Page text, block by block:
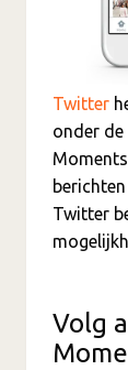
Twitter
onder
Twitter
Volg